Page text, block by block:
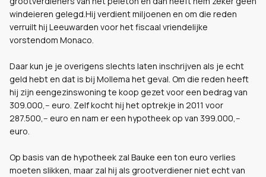
windeieren gelegd.Hij verdient miljoenen en om die reden
verruilt hij Leeuwarden voor het fiscaal vriendelijke
vorstendom Monaco.
Daar kun je je overigens slechts laten inschrijven als je echt
geld hebt en dat is bij Mollema het geval. Om die reden heeft
hij zijn eengezinswoning te koop gezet voor een bedrag van
309.000,-- euro. Zelf kocht hij het optrekje in 2011 voor
287.500,-- euro en nam er een hypotheek op van 399.000,--
euro.
Op basis van de hypotheek zal Bauke een ton euro verlies
moeten slikken, maar zal hij als grootverdiener niet echt van